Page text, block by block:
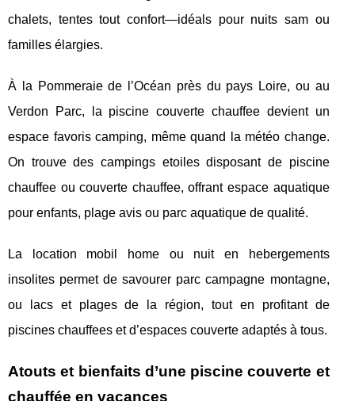
chalets, tentes tout confort—idéals pour nuits sam ou
familles élargies.
À la Pommeraie de l’Océan près du pays Loire, ou au
Verdon Parc, la piscine couverte chauffee devient un
espace favoris camping, même quand la météo change.
On trouve des campings etoiles disposant de piscine
chauffee ou couverte chauffee, offrant espace aquatique
pour enfants, plage avis ou parc aquatique de qualité.
La location mobil home ou nuit en hebergements
insolites permet de savourer parc campagne montagne,
ou lacs et plages de la région, tout en profitant de
piscines chauffees et d’espaces couverte adaptés à tous.
Atouts et bienfaits d’une piscine couverte et
chauffée en vacances